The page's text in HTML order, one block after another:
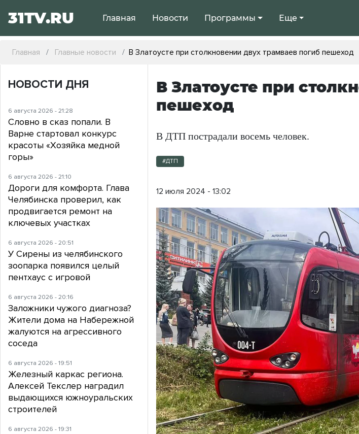
31TV.RU Главная Новости Программы Еще
Главная Главные новости В Златоусте при столкновении двух трамваев погиб пешеход
В Златоусте при
пешеход
В ДТП пострадали восемь человек.
#ДТП
12 июля 2024 - 13:02
НОВОСТИ ДНЯ
6 августа 2026 - 21:28
Словно в сказ попали. В
Варне стартовал конкурс
красоты «Хозяйка медной
горы»
6 августа 2026 - 21:10
Дороги для комфорта. Глава
Челябинска проверил, как
продвигается ремонт на
ключевых участках
6 августа 2026 - 20:51
У Сирены из челябинского
зоопарка появился целый
пентхаус с игровой
6 августа 2026 - 20:16
Заложники чужого диагноза?
Жители дома на Набережной
жалуются на агрессивного
соседа
6 августа 2026 - 19:51
Железный каркас региона.
Алексей Текслер наградил
выдающихся южноуральских
строителей
6 августа 2026 - 19:31